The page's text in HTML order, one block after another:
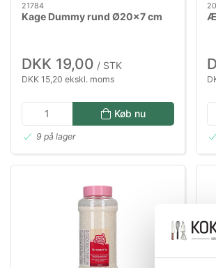
21784
Kage Dummy rund Ø20x7 cm
DKK 19,00 / STK
DKK 15,20 ekskl. moms
Køb nu
9 på lager